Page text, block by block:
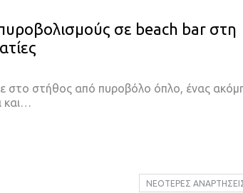
σε beach bar στη
στο στήθος από πυροβόλο όπλο, ένας
και…
ΝΕΌΤΕΡΕΣ